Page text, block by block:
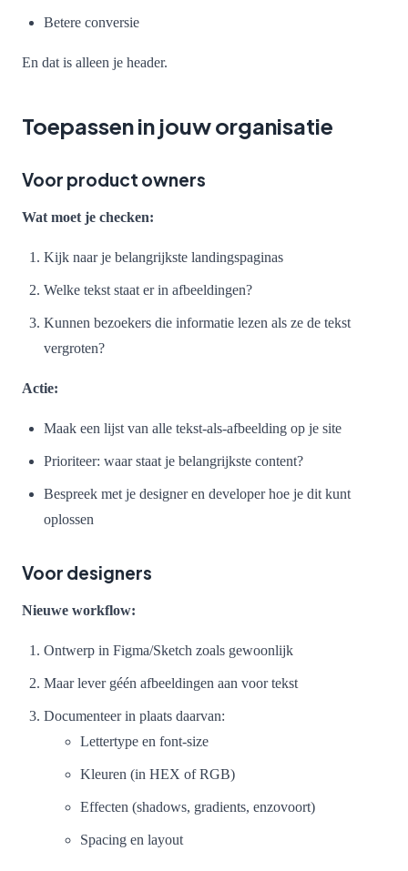
Betere conversie
En dat is alleen je header.
Toepassen in jouw organisatie
Voor product owners
Wat moet je checken:
Kijk naar je belangrijkste landingspaginas
Welke tekst staat er in afbeeldingen?
Kunnen bezoekers die informatie lezen als ze de tekst
vergroten?
Actie:
Maak een lijst van alle tekst-als-afbeelding op je site
Prioriteer: waar staat je belangrijkste content?
Bespreek met je designer en developer hoe je dit kunt
oplossen
Voor designers
Nieuwe workflow:
Ontwerp in Figma/Sketch zoals gewoonlijk
Maar lever géén afbeeldingen aan voor tekst
Documenteer in plaats daarvan:
Lettertype en font-size
Kleuren (in HEX of RGB)
Effecten (shadows, gradients, enzovoort)
Spacing en layout